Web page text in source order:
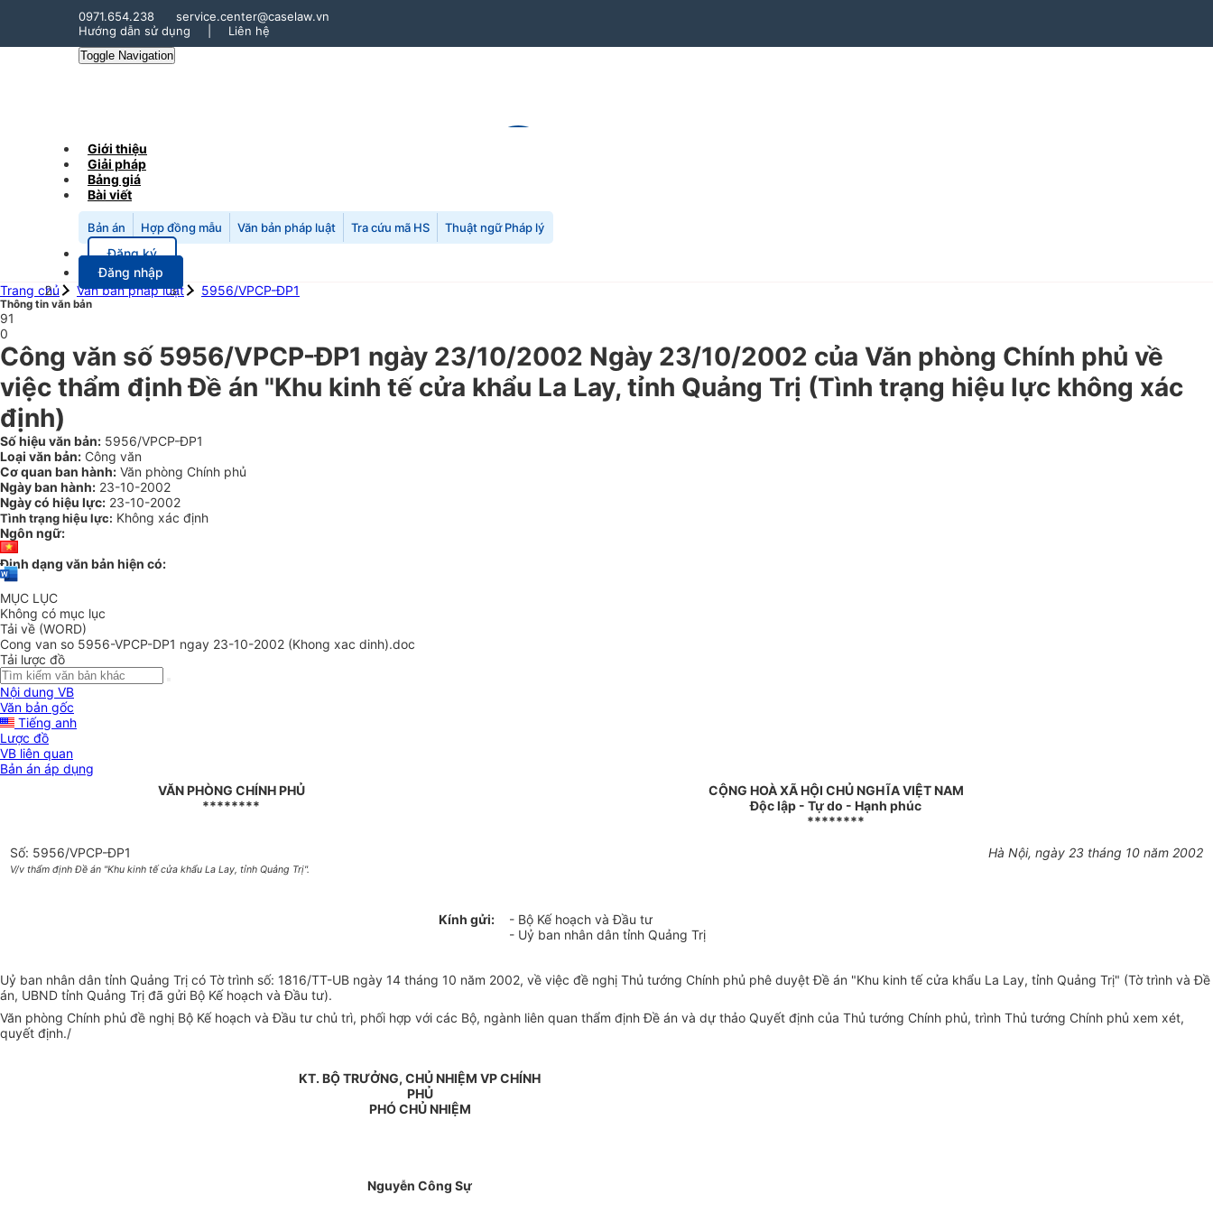
0971.654.238
service.center@caselaw.vn
Hướng dẫn sử dụng
Liên hệ
Toggle Navigation
Giới thiệu
Giải pháp
Bảng giá
Bài viết
Bản án Hợp đồng mẫu Văn bản pháp luật Tra cứu mã HS Thuật ngữ Pháp lý
Đăng ký
Đăng nhập
Trang chủ
Văn bản pháp luật 5956/VPCP-ĐP1
Thông tin văn bản
91
0
Công văn số 5956/VPCP-ĐP1 ngày 23/10/2002 Ngày 23/10/2002 của Văn phòng Chính phủ về
việc thẩm định Đề án "Khu kinh tế cửa khẩu La Lay, tỉnh Quảng Trị (Tình trạng hiệu lực không xác
định)
Số hiệu văn bản: 5956/VPCP-ĐP1
Loại văn bản: Công văn
Cơ quan ban hành: Văn phòng Chính phủ
Ngày ban hành: 23-10-2002
Ngày có hiệu lực: 23-10-2002
Tình trạng hiệu lực: Không xác định
Ngôn ngữ:
Định dạng văn bản hiện có:
MỤC LỤC
Không có mục lục
Tải về (WORD)
Cong van so 5956-VPCP-DP1 ngay 23-10-2002 (Khong xac dinh).doc
Tải lược đồ
Nội dung VB
Văn bản gốc
Tiếng anh
Lược đồ
VB liên quan
Bản án áp dụng
VĂN PHÒNG CHÍNH PHỦ
********
CỘNG HOÀ XÃ HỘI CHỦ NGHĨA VIỆT NAM
Độc lập - Tự do - Hạnh phúc
********
Số: 5956/VPCP-ĐP1
V/v thẩm định Đề án "Khu kinh tế cửa khẩu La Lay, tỉnh Quảng Trị".
Hà Nội, ngày 23 tháng 10 năm 2002
Kính gửi:
- Bộ Kế hoạch và Đầu tư
- Uỷ ban nhân dân tỉnh Quảng Trị
Uỷ ban nhân dân tỉnh Quảng Trị có Tờ trình số: 1816/TT-UB ngày 14 tháng 10 năm 2002, về việc đề nghị Thủ tướng Chính phủ phê duyệt Đề án "Khu kinh tế cửa khẩu La Lay, tỉnh Quảng Trị" (Tờ trình và Đề
án, UBND tỉnh Quảng Trị đã gửi Bộ Kế hoạch và Đầu tư).
Văn phòng Chính phủ đề nghị Bộ Kế hoạch và Đầu tư chủ trì, phối hợp với các Bộ, ngành liên quan thẩm định Đề án và dự thảo Quyết định của Thủ tướng Chính phủ, trình Thủ tướng Chính phủ xem xét,
quyết định./
KT. BỘ TRƯỞNG, CHỦ NHIỆM VP CHÍNH
PHỦ
PHÓ CHỦ NHIỆM
Nguyễn Công Sự